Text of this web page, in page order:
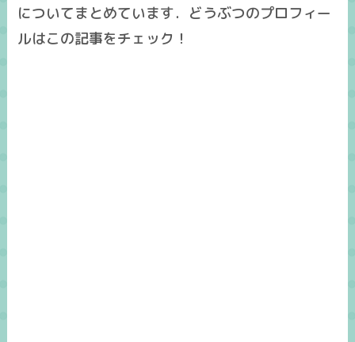
についてまとめています．どうぶつのプロフィー
ルはこの記事をチェック！